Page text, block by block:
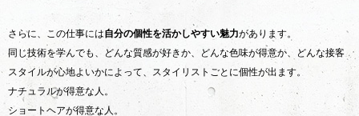
さらに、この仕事には自分の個性を活かしやすい魅力があります。
同じ技術を学んでも、どんな質感が好きか、どんな色味が得意か、どんな接客
スタイルが心地よいかによって、スタイリストごとに個性が出ます。
ナチュラルが得意な人。
ショートヘアが得意な人。